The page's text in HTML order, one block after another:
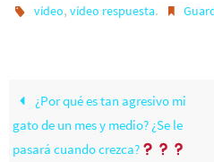
vídeo,vídeo respuesta.
¿Por qué es tan agresivo mi
gato de un mes y medio? ¿Se le
pasará cuando crezca?